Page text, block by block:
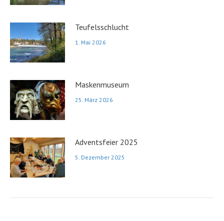
Teufelsschlucht
1. Mai 2026
Maskenmuseum
25. März 2026
Adventsfeier 2025
5. Dezember 2025